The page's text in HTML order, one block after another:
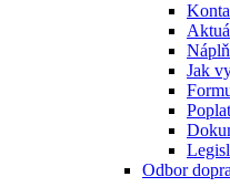
Jak
Odbor